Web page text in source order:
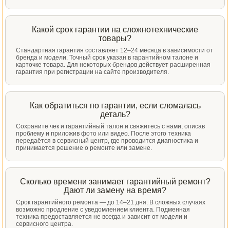
Какой срок гарантии на сложнотехнические
товары?
Стандартная гарантия составляет 12–24 месяца в зависимости от
бренда и модели. Точный срок указан в гарантийном талоне и
карточке товара. Для некоторых брендов действует расширенная
гарантия при регистрации на сайте производителя.
Как обратиться по гарантии, если сломалась
деталь?
Сохраните чек и гарантийный талон и свяжитесь с нами, описав
проблему и приложив фото или видео. После этого техника
передаётся в сервисный центр, где проводится диагностика и
принимается решение о ремонте или замене.
Сколько времени занимает гарантийный ремонт?
Дают ли замену на время?
Срок гарантийного ремонта — до 14–21 дня. В сложных случаях
возможно продление с уведомлением клиента. Подменная
техника предоставляется не всегда и зависит от модели и
сервисного центра.